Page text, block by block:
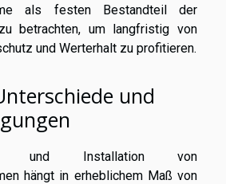
als festen Bestandteil der
betrachten, um langfristig von
und Werterhalt zu profitieren.
und
und Installation von
hängt in erheblichem Maß von